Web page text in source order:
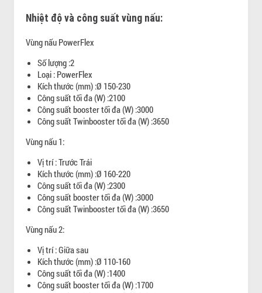
Nhiệt độ và công suất vùng nấu:
Vùng nấu PowerFlex
Số lượng :2
Loại : PowerFlex
Kích thước (mm) :Ø 150-230
Công suất tối đa (W) :2100
Công suất booster tối đa (W) :3000
Công suất Twinbooster tối đa (W) :3650
Vùng nấu 1:
Vị trí : Trước Trái
Kích thước (mm) :Ø 160-220
Công suất tối đa (W) :2300
Công suất booster tối đa (W) :3000
Công suất Twinbooster tối đa (W) :3650
Vùng nấu 2:
Vị trí : Giữa sau
Kích thước (mm) :Ø 110-160
Công suất tối đa (W) :1400
Công suất booster tối đa (W) :1700